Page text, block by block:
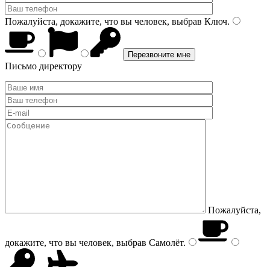
Пожалуйста, докажите, что вы человек, выбрав Ключ.
Письмо директору
Пожалуйста,
докажите, что вы человек, выбрав Самолёт.